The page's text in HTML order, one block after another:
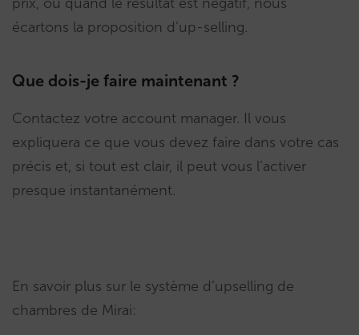
écartons la proposition d’up-selling.
Que dois-je faire maintenant ?
Contactez votre account manager. Il vous
expliquera ce que vous devez faire dans votre cas
précis et, si tout est clair, il peut vous l’activer
presque instantanément.
En savoir plus sur le système d’upselling de
chambres de Mirai: